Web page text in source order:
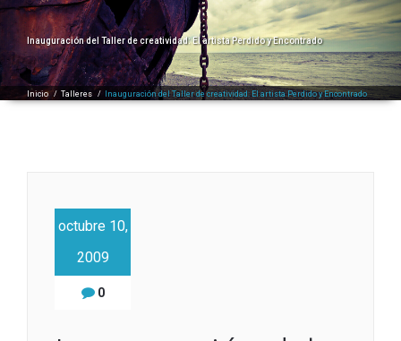
Inauguración del Taller de creatividad: El artista Perdido y Encontrado
Inicio / Talleres / Inauguración del Taller de creatividad: El artista Perdido y Encontrado
octubre 10,
2009
0